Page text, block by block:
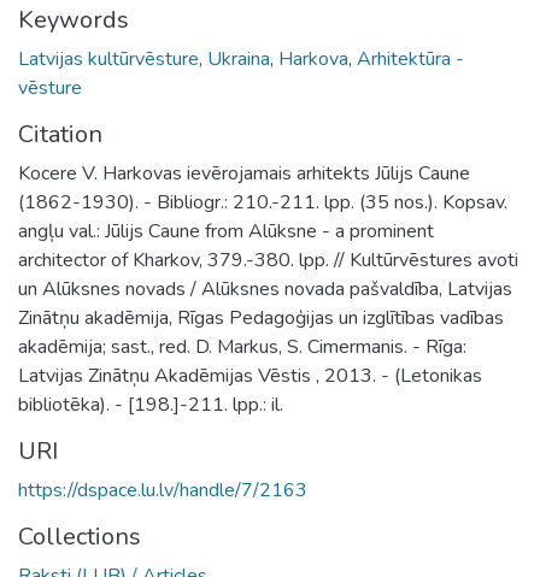
Keywords
Latvijas kultūrvēsture, Ukraina, Harkova, Arhitektūra -
vēsture
Citation
Kocere V. Harkovas ievērojamais arhitekts Jūlijs Caune
(1862-1930). - Bibliogr.: 210.-211. lpp. (35 nos.). Kopsav.
angļu val.: Jūlijs Caune from Alūksne - a prominent
architector of Kharkov, 379.-380. lpp. // Kultūrvēstures avoti
un Alūksnes novads / Alūksnes novada pašvaldība, Latvijas
Zinātņu akadēmija, Rīgas Pedagoģijas un izglītības vadības
akadēmija; sast., red. D. Markus, S. Cimermanis. - Rīga:
Latvijas Zinātņu Akadēmijas Vēstis , 2013. - (Letonikas
bibliotēka). - [198.]-211. lpp.: il.
URI
https://dspace.lu.lv/handle/7/2163
Collections